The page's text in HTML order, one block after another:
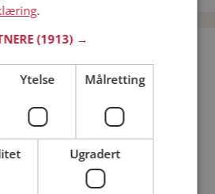
Mann Kvinne
.
(1913) →
Ytelse Målretting
Ugradert